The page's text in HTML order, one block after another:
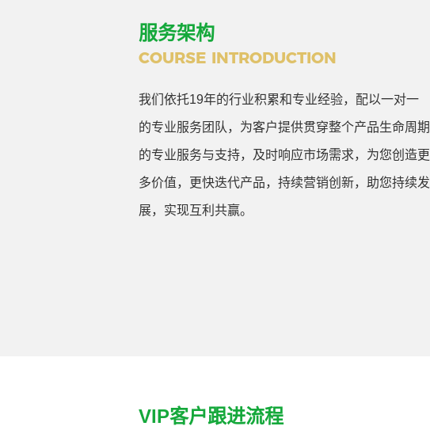
服务架构
COURSE INTRODUCTION
我们依托19年的行业积累和专业经验，配以一对一
的专业服务团队，为客户提供贯穿整个产品生命周期
的专业服务与支持，及时响应市场需求，为您创造更
多价值，更快迭代产品，持续营销创新，助您持续发
展，实现互利共赢。
VIP客户跟进流程